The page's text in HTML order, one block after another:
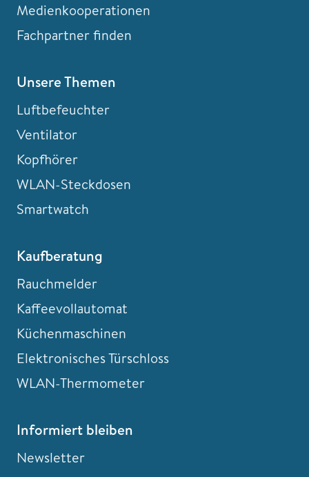
Medienkooperationen
Fachpartner finden
Unsere Themen
Luftbefeuchter
Ventilator
Kopfhörer
WLAN-Steckdosen
Smartwatch
Kaufberatung
Rauchmelder
Kaffeevollautomat
Küchenmaschinen
Elektronisches Türschloss
WLAN-Thermometer
Informiert bleiben
Newsletter